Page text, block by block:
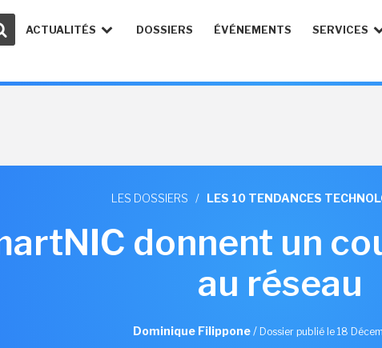
ACTUALITÉS DOSSIERS ÉVÉNEMENTS SERVICES
LES DOSSIERS / LES 10 TENDANCES
donnent un
au réseau
Dominique Filippone/ Dossier publié le 18